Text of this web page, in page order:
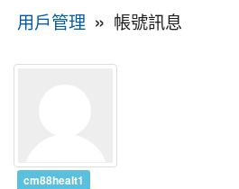
用戶管理 » 帳號訊息
cm88healt1